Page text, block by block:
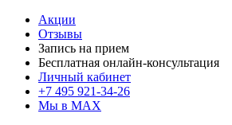
Акции
Отзывы
Запись на прием
Бесплатная онлайн-консультация
Личный кабинет
+7 495 921-34-26
Мы в MAX